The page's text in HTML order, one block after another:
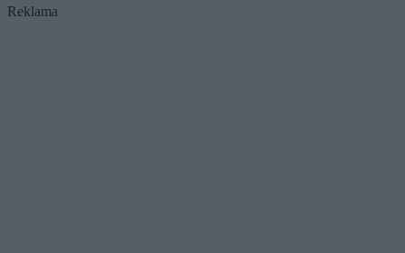
Reklama